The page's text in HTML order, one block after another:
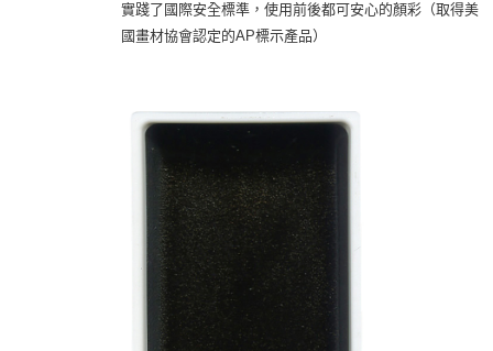
實踐了國際安全標準，使用前後都可安心的顏彩（取得美
國畫材協會認定的AP標示產品）